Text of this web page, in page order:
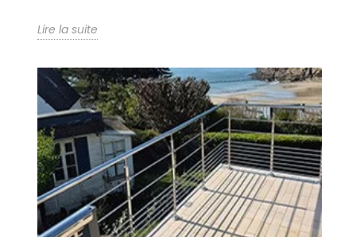
Lire la suite